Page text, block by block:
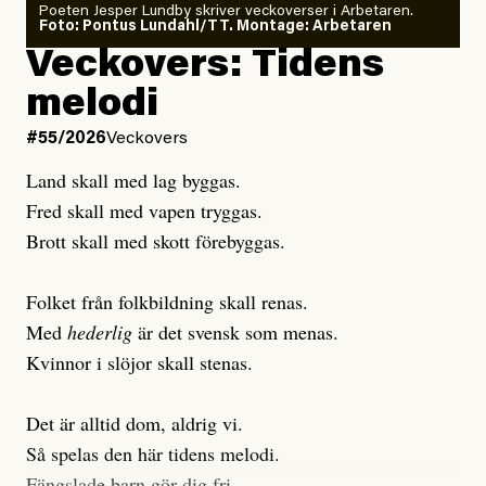
Publicerad6 August, 2026
Uppdaterad6 August, 2026
Joel Kellgren
Publicerad3 August, 2026
Uppdaterad3 August, 2026
Poeten Jesper Lundby skriver veckoverser i Arbetaren.
Foto: Pontus Lundahl/TT. Montage: Arbetaren
Veckovers: Tidens
melodi
#55/2026Veckovers
Land skall med lag byggas.
Fred skall med vapen tryggas.
Brott skall med skott förebyggas.
Folket från folkbildning skall renas.
Med hederlig är det svensk som menas.
Kvinnor i slöjor skall stenas.
Det är alltid dom, aldrig vi.
Så spelas den här tidens melodi.